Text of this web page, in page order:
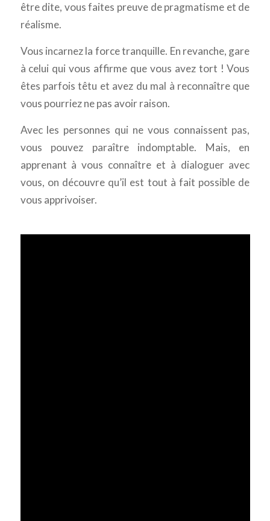
être dite, vous faites preuve de pragmatisme et de
réalisme.
Vous incarnez la force tranquille. En revanche, gare
à celui qui vous affirme que vous avez tort ! Vous
êtes parfois têtu et avez du mal à reconnaître que
vous pourriez ne pas avoir raison.
Avec les personnes qui ne vous connaissent pas,
vous pouvez paraître indomptable. Mais, en
apprenant à vous connaître et à dialoguer avec
vous, on découvre qu’il est tout à fait possible de
vous apprivoiser.